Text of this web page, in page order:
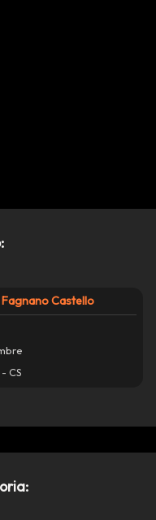
Castello
CS